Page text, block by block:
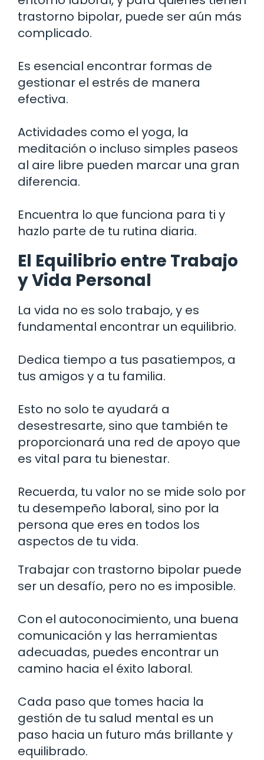
trastorno bipolar, puede ser aún más
complicado.
Es esencial encontrar formas de
gestionar el estrés de manera
efectiva.
Actividades como el yoga, la
meditación o incluso simples paseos
al aire libre pueden marcar una gran
diferencia.
Encuentra lo que funciona para ti y
hazlo parte de tu rutina diaria.
El Equilibrio entre Trabajo
y Vida Personal
La vida no es solo trabajo, y es
fundamental encontrar un equilibrio.
Dedica tiempo a tus pasatiempos, a
tus amigos y a tu familia.
Esto no solo te ayudará a
desestresarte, sino que también te
proporcionará una red de apoyo que
es vital para tu bienestar.
Recuerda, tu valor no se mide solo por
tu desempeño laboral, sino por la
persona que eres en todos los
aspectos de tu vida.
Trabajar con trastorno bipolar puede
ser un desafío, pero no es imposible.
Con el autoconocimiento, una buena
comunicación y las herramientas
adecuadas, puedes encontrar un
camino hacia el éxito laboral.
Cada paso que tomes hacia la
gestión de tu salud mental es un
paso hacia un futuro más brillante y
equilibrado.